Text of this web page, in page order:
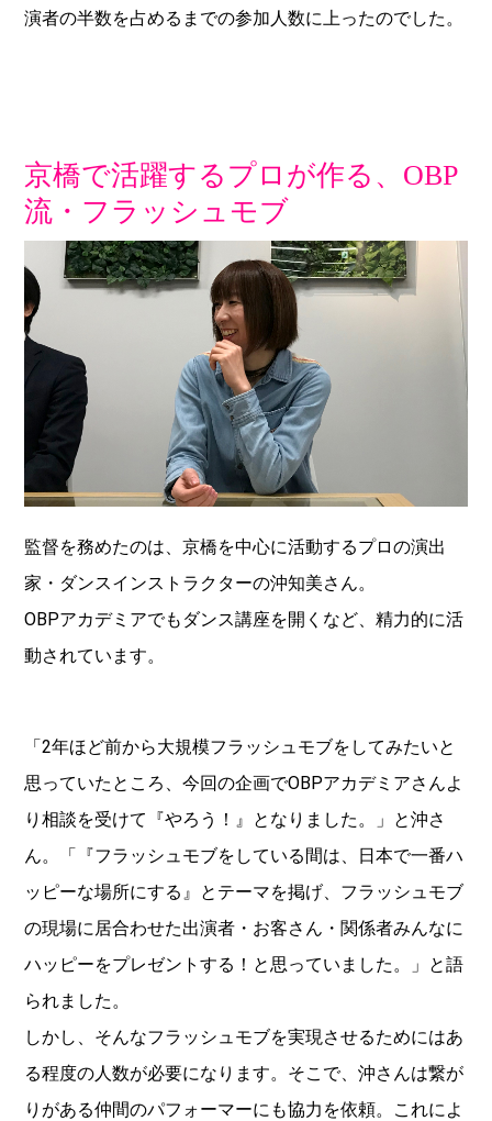
演者の半数を占めるまでの参加人数に上ったのでした。
京橋で活躍するプロが作る、OBP
流・フラッシュモブ
監督を務めたのは、京橋を中心に活動するプロの演出
家・ダンスインストラクターの沖知美さん。
OBPアカデミアでもダンス講座を開くなど、精力的に活
動されています。
「2年ほど前から大規模フラッシュモブをしてみたいと
思っていたところ、今回の企画でOBPアカデミアさんよ
り相談を受けて『やろう！』となりました。」と沖さ
ん。「『フラッシュモブをしている間は、日本で一番ハ
ッピーな場所にする』とテーマを掲げ、フラッシュモブ
の現場に居合わせた出演者・お客さん・関係者みんなに
ハッピーをプレゼントする！と思っていました。」と語
られました。
しかし、そんなフラッシュモブを実現させるためにはあ
る程度の人数が必要になります。そこで、沖さんは繋が
りがある仲間のパフォーマーにも協力を依頼。これによ